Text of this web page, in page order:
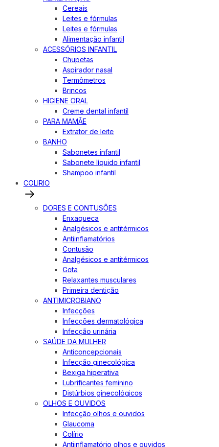
Cereais
Leites e fórmulas
Leites e fórmulas
Alimentação infantil
ACESSÓRIOS INFANTIL
Chupetas
Aspirador nasal
Termômetros
Brincos
HIGIENE ORAL
Creme dental infantil
PARA MAMÃE
Extrator de leite
BANHO
Sabonetes infantil
Sabonete líquido infantil
Shampoo infantil
COLIRIO
DORES E CONTUSÕES
Enxaqueca
Analgésicos e antitérmicos
Antiinflamatórios
Contusão
Analgésicos e antitérmicos
Gota
Relaxantes musculares
Primeira dentição
ANTIMICROBIANO
Infecções
Infecções dermatológica
Infecção urinária
SAÚDE DA MULHER
Anticoncepcionais
Infecção ginecológica
Bexiga hiperativa
Lubrificantes feminino
Distúrbios ginecológicos
OLHOS E OUVIDOS
Infecção olhos e ouvidos
Glaucoma
Colírio
Antiinflamatório olhos e ouvidos